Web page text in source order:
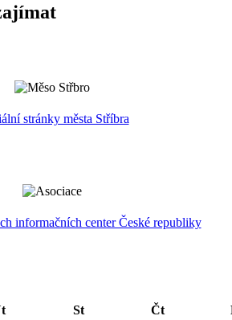
stránky města Stříbra
informačních center České republiky
St Čt